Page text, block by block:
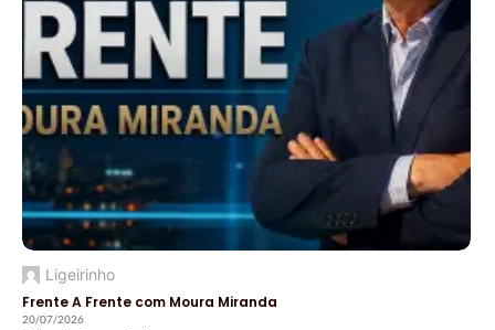
Ligeirinho
Frente A Frente com Moura Miranda
20/07/2026